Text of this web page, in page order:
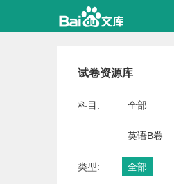
试卷资源库
科目: 全部
英语B卷
类型: 全部